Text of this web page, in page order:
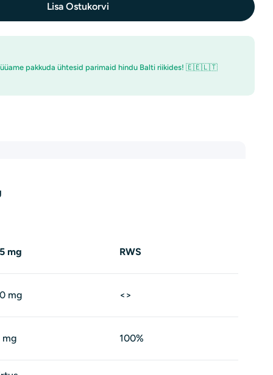
- 200 G Kogust
Pulber - 200 G Kogust
Lisa Ostukorvi
pakkuda ühtesid parimaid hindu Balti riikides! 🇪🇪🇱🇹
Esitage
mg RWS
mg <>
mg 100%